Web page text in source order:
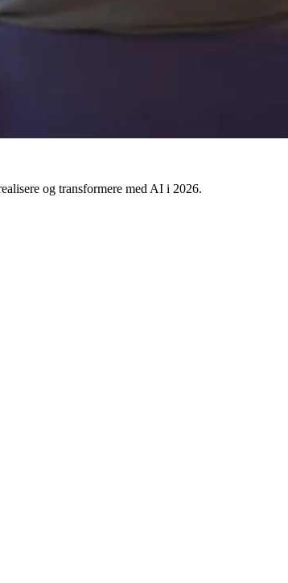
og transformere med AI i 2026.